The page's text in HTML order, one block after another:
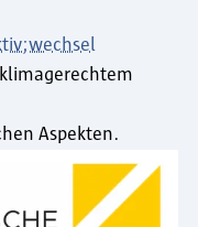
Aspekten.